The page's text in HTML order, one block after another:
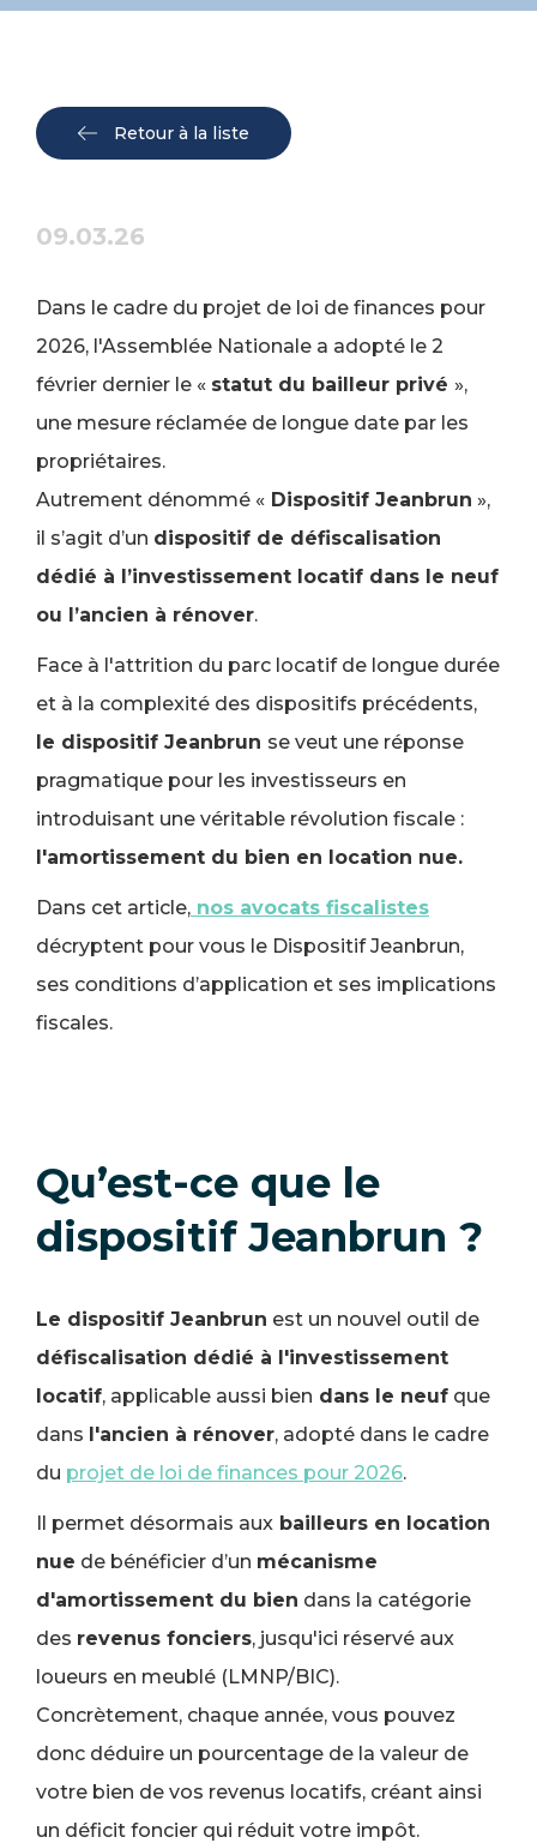
Retour à la liste
09.03.26
Dans le cadre du projet de loi de finances pour
2026, l'Assemblée Nationale a adopté le 2
février dernier le « statut du bailleur privé »,
une mesure réclamée de longue date par les
propriétaires.
Autrement dénommé « Dispositif Jeanbrun »,
il s’agit d’un dispositif de défiscalisation
dédié à l’investissement locatif dans le neuf
ou l’ancien à rénover.
Face à l'attrition du parc locatif de longue durée
et à la complexité des dispositifs précédents,
le dispositif Jeanbrun se veut une réponse
pragmatique pour les investisseurs en
introduisant une véritable révolution fiscale :
l'amortissement du bien en location nue.
Dans cet article, nos avocats fiscalistes
décryptent pour vous le Dispositif Jeanbrun,
ses conditions d’application et ses implications
fiscales.
Qu’est-ce que le
dispositif Jeanbrun ?
Le dispositif Jeanbrun est un nouvel outil de
défiscalisation dédié à l'investissement
locatif, applicable aussi bien dans le neuf que
dans l'ancien à rénover, adopté dans le cadre
du projet de loi de finances pour 2026.
Il permet désormais aux bailleurs en location
nue de bénéficier d’un mécanisme
d'amortissement du bien dans la catégorie
des revenus fonciers, jusqu'ici réservé aux
loueurs en meublé (LMNP/BIC).
Concrètement, chaque année, vous pouvez
donc déduire un pourcentage de la valeur de
votre bien de vos revenus locatifs, créant ainsi
un déficit foncier qui réduit votre impôt.